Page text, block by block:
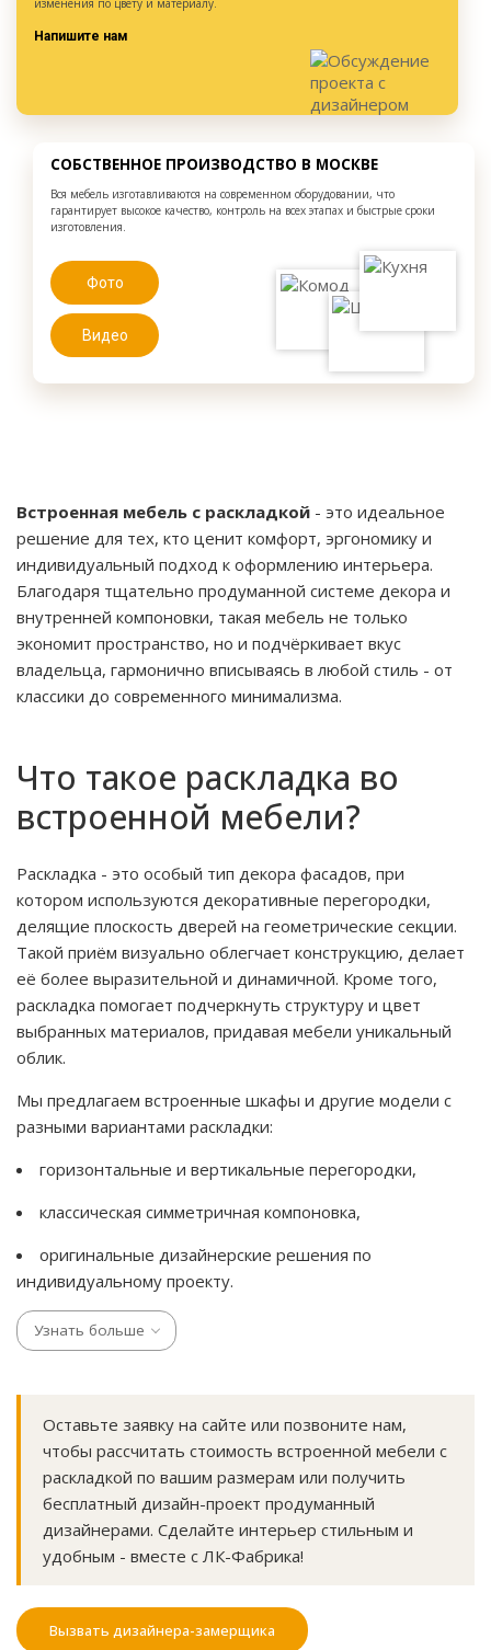
Напишите нам
СОБСТВЕННОЕ ПРОИЗВОДСТВО В МОСКВЕ
Вся мебель изготавливаются на современном оборудовании, что
гарантирует высокое качество, контроль на всех этапах и быстрые сроки
изготовления.
Фото
Видео
Встроенная мебель с раскладкой - это идеальное
решение для тех, кто ценит комфорт, эргономику и
индивидуальный подход к оформлению интерьера.
Благодаря тщательно продуманной системе декора и
внутренней компоновки, такая мебель не только
экономит пространство, но и подчёркивает вкус
владельца, гармонично вписываясь в любой стиль - от
классики до современного минимализма.
Что такое раскладка во
встроенной мебели?
Раскладка - это особый тип декора фасадов, при
котором используются декоративные перегородки,
делящие плоскость дверей на геометрические секции.
Такой приём визуально облегчает конструкцию, делает
её более выразительной и динамичной. Кроме того,
раскладка помогает подчеркнуть структуру и цвет
выбранных материалов, придавая мебели уникальный
облик.
Мы предлагаем встроенные шкафы и другие модели с
разными вариантами раскладки:
горизонтальные и вертикальные перегородки,
классическая симметричная компоновка,
оригинальные дизайнерские решения по
индивидуальному проекту.
Узнать больше
Оставьте заявку на сайте или позвоните нам,
чтобы рассчитать стоимость встроенной мебели с
раскладкой по вашим размерам или получить
бесплатный дизайн-проект продуманный
дизайнерами. Сделайте интерьер стильным и
удобным - вместе с ЛК-Фабрика!
Вызвать дизайнера-замерщика